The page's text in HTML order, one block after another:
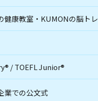
健康教室・KUMONの脳トレ
® /TOEFL Junior®
業での公文式